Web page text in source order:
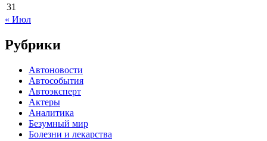
31
« Июл
Рубрики
Автоновости
Автособытия
Автоэксперт
Актеры
Аналитика
Безумный мир
Болезни и лекарства